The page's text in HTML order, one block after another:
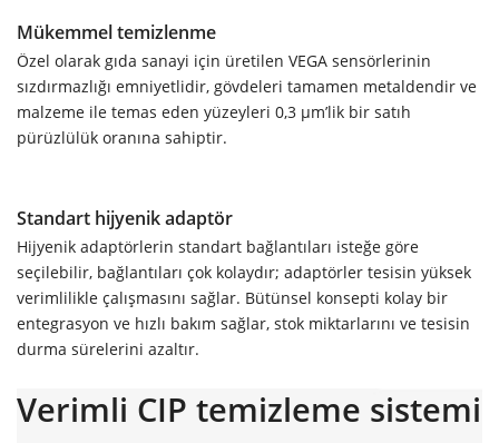
Mükemmel temizlenme
Özel olarak gıda sanayi için üretilen VEGA sensörlerinin
sızdırmazlığı emniyetlidir, gövdeleri tamamen metaldendir ve
malzeme ile temas eden yüzeyleri 0,3 µm’lik bir satıh
pürüzlülük oranına sahiptir.
Standart hijyenik adaptör
Hijyenik adaptörlerin standart bağlantıları isteğe göre
seçilebilir, bağlantıları çok kolaydır; adaptörler tesisin yüksek
verimlilikle çalışmasını sağlar. Bütünsel konsepti kolay bir
entegrasyon ve hızlı bakım sağlar, stok miktarlarını ve tesisin
durma sürelerini azaltır.
Verimli CIP temizleme sistemi